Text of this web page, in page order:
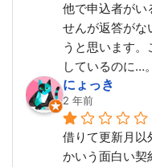
他で申込者がい
せんが返答がな
うと思います
しているのに…。
にょっき
2 年前
借りて更新月以
かいう面白い契